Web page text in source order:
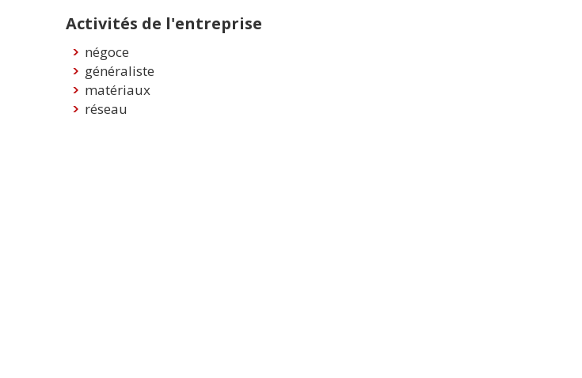
Activités de l'entreprise
négoce
généraliste
matériaux
réseau